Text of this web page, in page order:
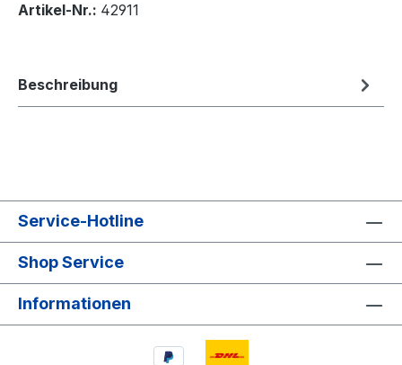
Artikel-Nr.: 42911
Beschreibung
Service-Hotline
Shop Service
Informationen